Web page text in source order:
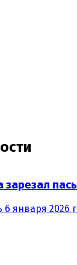
6 января 2026